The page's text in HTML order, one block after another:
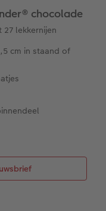
chocolade
lekkernijen
cm in staand of